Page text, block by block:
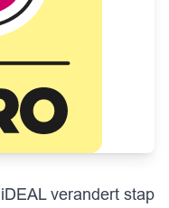
verandert stap